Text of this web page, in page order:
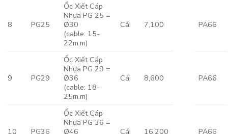
8 PG25
Ốc Xiết Cáp
Nhựa PG 25 =
Ø30
(cable: 15-
22m.m)
Cái 7,100 PA66
9 PG29
Ốc Xiết Cáp
Nhựa PG 29 =
Ø36
(cable: 18-
25m.m)
Cái 8,600 PA66
10 PG36
Ốc Xiết Cáp
Nhựa PG 36 =
Ø46
Cái 16,200 PA66